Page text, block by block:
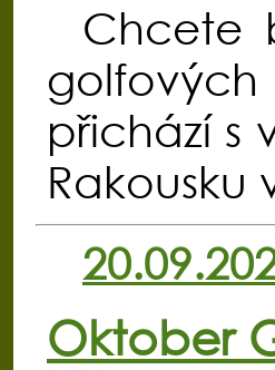
Chcete
přichází s
Rakousku
Oktober